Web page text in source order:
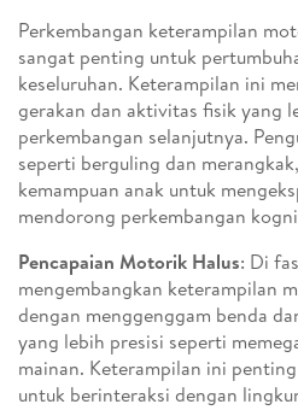
Perkembangan keterampilan
sangat penting untuk
keseluruhan. Keterampilan ini
gerakan dan aktivitas fisik yang
perkembangan selanjutnya.
seperti berguling dan
kemampuan anak untuk
mendorong perkembangan
Pencapaian Motorik Halus: Di
mengembangkan keterampilan
dengan menggenggam benda
yang lebih presisi seperti
mainan. Keterampilan ini
untuk berinteraksi dengan